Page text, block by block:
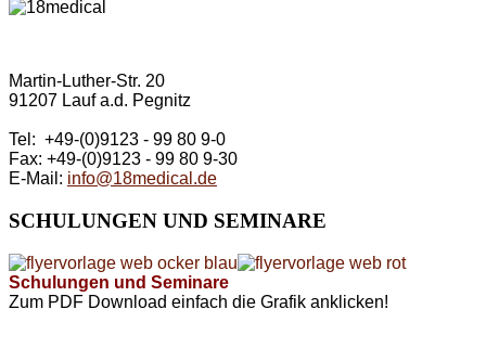
Martin-Luther-Str. 20
91207 Lauf a.d. Pegnitz
Tel: +49-(0)9123 - 99 80 9-0
Fax: +49-(0)9123 - 99 80 9-30
E-Mail: info@18medical.de
SCHULUNGEN UND SEMINARE
Schulungen und Seminare
Zum PDF Download einfach die Grafik anklicken!